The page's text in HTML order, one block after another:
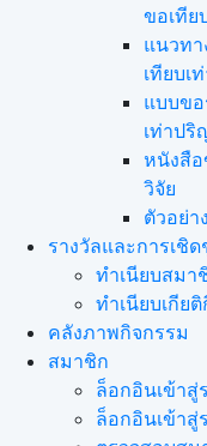
ขอเทีย
แนวท
เทียบเ
แบบข
เท่าปริ
หนังสือ
วิจัย
ตัวอย่า
รางวัลและการเชิด
ทำเนียบสม
ทำเนียบเกีย
คลังภาพกิจกรรม
สมาชิก
ล็อกอินเข้า
ล็อกอินเข้า